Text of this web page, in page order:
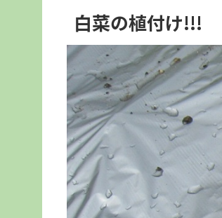
白菜の植付け!!!